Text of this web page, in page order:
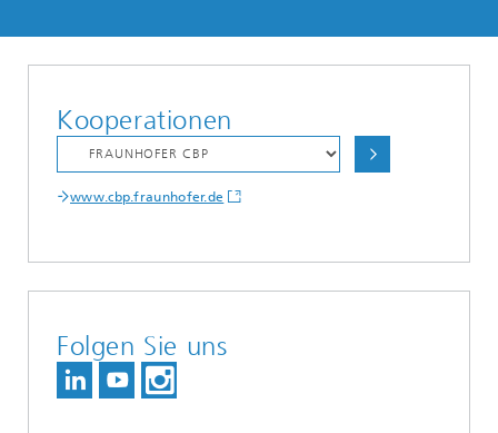
Kooperationen
www.cbp.fraunhofer.de
Folgen Sie uns